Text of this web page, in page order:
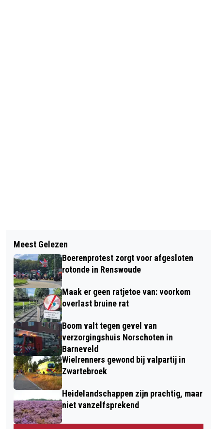
FEESTJE VAN LOET EN MANGO IN DE
BIBLIOTHEEK
HERMES BLIJFT BUSVERVOER
VERZORGEN IN VELUWE-ZUID TOT
JUNI 2026
Meest Gelezen
Boerenprotest zorgt voor afgesloten
rotonde in Renswoude
Maak er geen ratjetoe van: voorkom
overlast bruine rat
Boom valt tegen gevel van
verzorgingshuis Norschoten in
Barneveld
Wielrenners gewond bij valpartij in
Zwartebroek
Heidelandschappen zijn prachtig, maar
niet vanzelfsprekend